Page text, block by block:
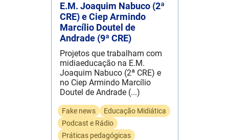
E.M. Joaquim Nabuco (2ª
CRE) e Ciep Armindo
Marcílio Doutel de
Andrade (9ª CRE)
Projetos que trabalham com
midiaeducação na E.M.
Joaquim Nabuco (2ª CRE) e
no Ciep Armindo Marcílio
Doutel de Andrade (...)
Fake news
Educação Midiática
Podcast e Rádio
Práticas pedagógicas